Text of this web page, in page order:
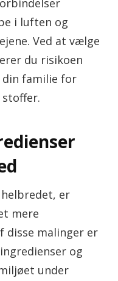
i luften og
Ved at vælge
du risikoen
familie for
er
mere
disse malinger er
og
under